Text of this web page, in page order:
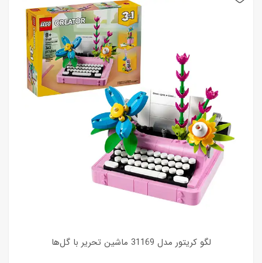
لگو کریتور مدل 31169 ماشین تحریر با گل‌ها